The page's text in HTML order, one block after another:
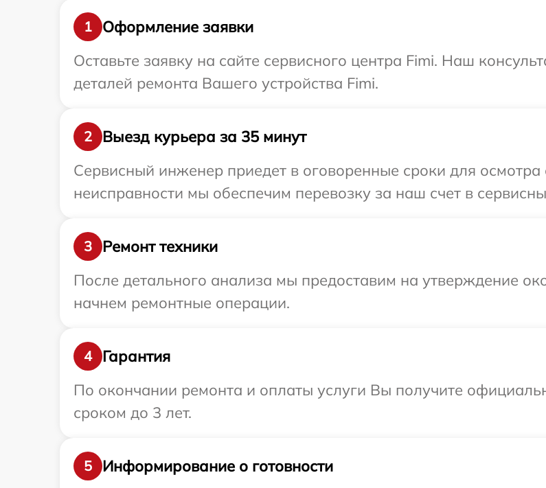
1
Оформление заявки
Оставьте заявку на сайте сервисного центра Fimi. Наш
деталей ремонта Вашего устройства Fimi.
2
Выезд курьера за 35 минут
Сервисный инженер приедет в оговоренные сроки для
неисправности мы обеспечим перевозку за наш счет в
3
Ремонт техники
После детального анализа мы предоставим на утверждение
начнем ремонтные операции.
4
Гарантия
По окончании ремонта и оплаты услуги Вы получите
сроком до 3 лет.
5
Информирование о готовности